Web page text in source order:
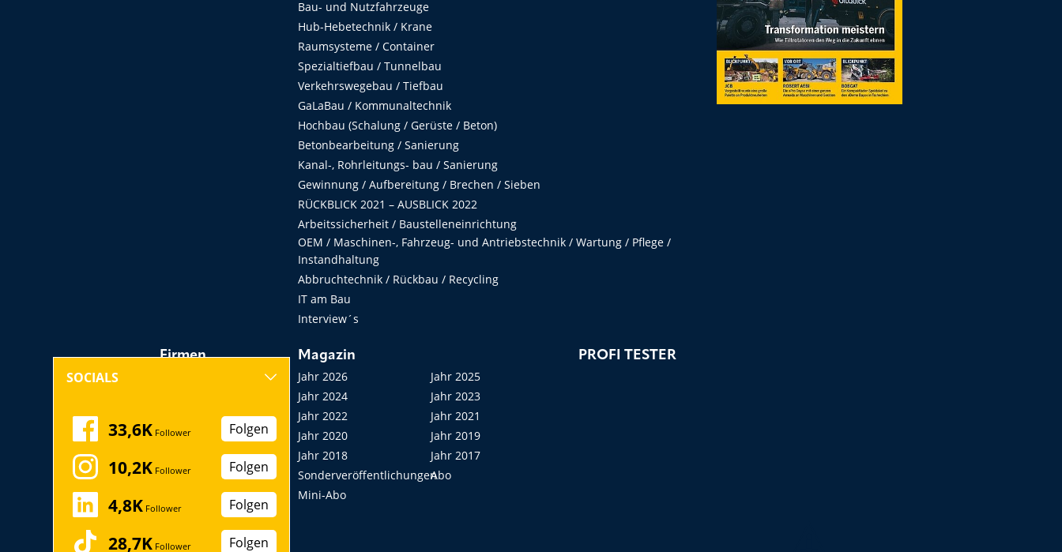
Bau- und Nutzfahrzeuge
Hub-Hebetechnik / Krane
Raumsysteme / Container
Spezialtiefbau / Tunnelbau
Verkehrswegebau / Tiefbau
GaLaBau / Kommunaltechnik
Hochbau (Schalung / Gerüste / Beton)
Betonbearbeitung / Sanierung
Kanal-, Rohrleitungs- bau / Sanierung
Gewinnung / Aufbereitung / Brechen / Sieben
RÜCKBLICK 2021 – AUSBLICK 2022
Arbeitssicherheit / Baustelleneinrichtung
OEM / Maschinen-, Fahrzeug- und Antriebstechnik / Wartung / Pflege /
Instandhaltung
Abbruchtechnik / Rückbau / Recycling
IT am Bau
Interview´s
Firmen
Messen, Seminare,
Kongresse
Startup
Magazin
Jahr 2026
Jahr 2025
Jahr 2024
Jahr 2023
Jahr 2022
Jahr 2021
Jahr 2020
Jahr 2019
Jahr 2018
Jahr 2017
SonderveröffentlichungenAbo
Mini-Abo
PROFI TESTER
SOCIALS
33,6K Follower Folgen
10,2K Follower Folgen
4,8K Follower Folgen
28,7K Follower Folgen